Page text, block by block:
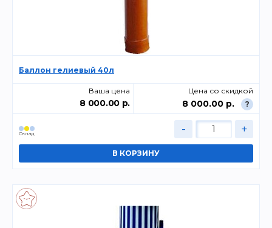
Баллон гелиевый 40л
Ваша цена
8 000.00 р.
Цена со скидкой
8 000.00 р. ?
Склад - +